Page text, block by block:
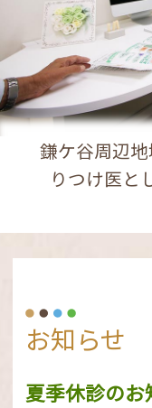
鎌ケ谷周辺
りつけ医と
お知らせ
夏季休診のお